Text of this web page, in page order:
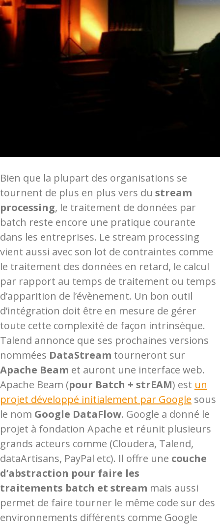
Bien que la plupart des organisations se
tournent de plus en plus vers du stream
processing, le traitement de données par
batch reste encore une pratique courante
dans les entreprises. Le stream processing
vient aussi avec son lot de contraintes comme
le traitement des données en retard, le calcul
par rapport au temps de traitement ou temps
d’apparition de l’évènement. Un bon outil
d’intégration doit être en mesure de gérer
toute cette complexité de façon intrinsèque.
Talend annonce que ses prochaines versions
nommées DataStream tourneront sur
Apache Beam et auront une interface web.
Apache Beam (pour Batch + strEAM) est un
projet développé initialement par Google sous
le nom Google DataFlow. Google a donné le
projet à fondation Apache et réunit plusieurs
grands acteurs comme (Cloudera, Talend,
dataArtisans, PayPal etc). Il offre une couche
d’abstraction pour faire les
traitements batch et stream mais aussi
permet de faire tourner le même code sur des
environnements différents comme Google